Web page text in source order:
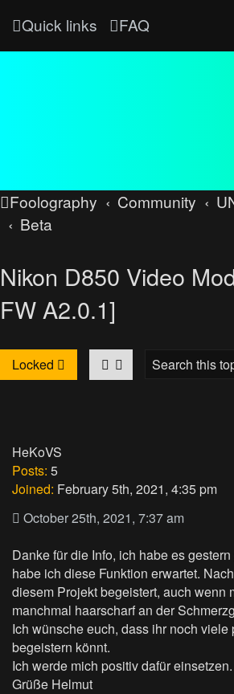
Quick links FAQ
Foolography Community
Beta
Nikon D850 Video
FW A2.0.1]
Locked
HeKoVS
Posts: 5
Joined: February 5th, 2021, 4:35 pm
October 25th, 2021, 7:37 am
Danke für die Info, ich habe es
habe ich diese Funktion erwartet.
diesem Projekt begeistert, auch wenn
manchmal haarscharf an der
Ich wünsche euch, dass ihr noch
begeistern könnt.
Ich werde mich positiv dafür einsetzen.
Grüße Helmut